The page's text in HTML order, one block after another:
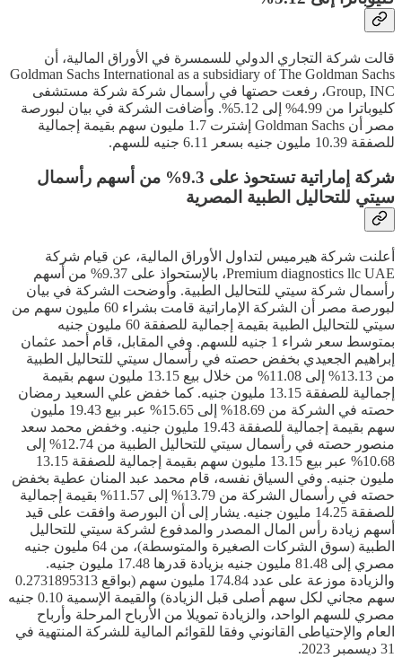
قالت شركة التجاري الدولي للسمسرة في الأوراق المالية، أن
Goldman Sachs International as a subsidiary of The Goldman Sachs
Group, INC، رفعت حصتها في رأسمال شركة شركة مستشفى
كليوباترا من 4.99% إلى 5.12%. وأضافت الشركة في بيان لبورصة
مصر أن Goldman Sachs إشترت 1.7 مليون سهم بقيمة إجمالية
للصفقة 10.39 مليون جنيه بسعر 6.11 جنيه للسهم.
شركة إماراتية تستحوذ على 9.3% من أسهم رأسمال
سيتي للتحاليل الطبية المصرية
أعلنت شركة هيرميس لتداول الأوراق المالية، عن قيام شركة
Premium diagnostics llc UAE، بالإستحواذ على 9.37% من أسهم
رأسمال شركة سيتي للتحاليل الطبية. وأوضحت الشركة في بيان
لبورصة مصر أن الشركة الإماراتية قامت بشراء 60 مليون سهم من
سيتي للتحاليل الطبية بقيمة إجمالية للصفقة 60 مليون جنيه
بمتوسط سعر شراء 1 جنيه للسهم. وفي المقابل، قام أحمد عثمان
إبراهيم الجعيدي بخفض حصته في رأسمال سيتي للتحاليل الطبية
من 13.13% إلى 11.08% من خلال بيع 13.15 مليون سهم بقيمة
إجمالية للصفقة 13.15 مليون جنيه. كما خفض علي السعيد رمضان
حصته في الشركة من 18.69% إلى 15.65% عبر بيع 19.43 مليون
سهم بقيمة إجمالية للصفقة 19.43 مليون جنيه. وخفض محمد سعد
منصور حصته في رأسمال سيتي للتحاليل الطبية من 12.74% إلى
10.68% عبر بيع 13.15 مليون سهم بقيمة إجمالية للصفقة 13.15
مليون جنيه. وفي السياق نفسه، قام محمد عبد المنان عطية بخفض
حصته في رأسمال الشركة من 13.79% إلى 11.57% بقيمة إجمالية
للصفقة 14.25 مليون جنيه. يشار إلى أن البورصة وافقت على قيد
أسهم زيادة رأس المال المصدر والمدفوع لشركة سيتي للتحاليل
الطبية (سوق الشركات الصغيرة والمتوسطة)، من 64 مليون جنيه
مصري إلى 81.48 مليون جنيه بزيادة قدرها 17.48 مليون جنيه.
والزيادة موزعة على عدد 174.84 مليون سهم (بواقع 0.2731895313
سهم مجاني لكل سهم أصلى قبل الزيادة) والقيمة الإسمية 0.10 جنيه
مصري للسهم الواحد، والزيادة تمويلا من الأرباح المرحلة وأرباح
العام والإحتياطى القانوني وفقا للقوائم المالية للشركة المنتهية في
31 ديسمبر 2023.